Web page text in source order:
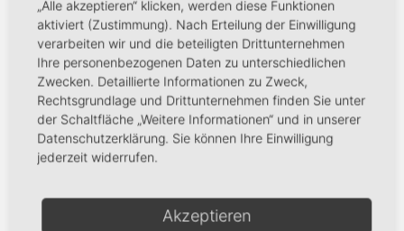
einegerontopsychiatrische Qualifikation
haben.
Hospital-Stift
„Alle akzeptieren“ klicken, werden diese Funktionen
aktiviert (Zustimmung). Nach Erteilung der Einwilligung
verarbeiten wir und die beteiligten Drittunternehmen
Ihre personenbezogenen Daten zu unterschiedlichen
Zwecken. Detaillierte Informationen zu Zweck,
Rechtsgrundlage und Drittunternehmen finden Sie unter
der Schaltfläche „Weitere Informationen“ und in unserer
Datenschutzerklärung. Sie können Ihre Einwilligung
jederzeit widerrufen.
Akzeptieren